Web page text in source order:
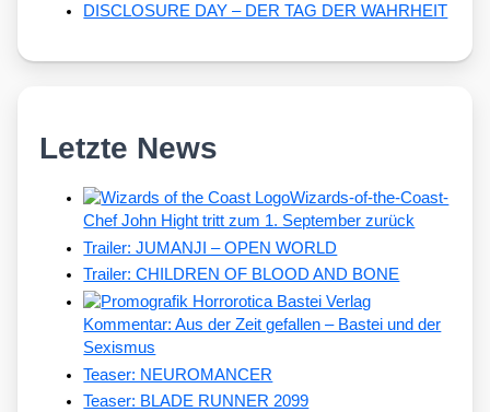
DISCLOSURE DAY – DER TAG DER WAHRHEIT
Letzte News
Wizards-of-the-Coast-
Chef John Hight tritt zum 1. September zurück
Trailer: JUMANJI – OPEN WORLD
Trailer: CHILDREN OF BLOOD AND BONE
Kommentar: Aus der Zeit gefallen – Bastei und der
Sexismus
Teaser: NEUROMANCER
Teaser: BLADE RUNNER 2099